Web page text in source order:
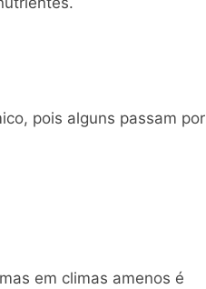
pois alguns passam por
em climas amenos é